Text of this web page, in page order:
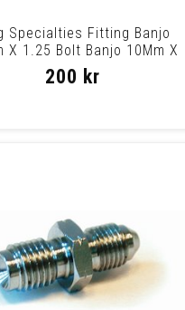
Specialties Fitting Banjo
X 1.25 Bolt Banjo 10Mm X
1.25
200 kr